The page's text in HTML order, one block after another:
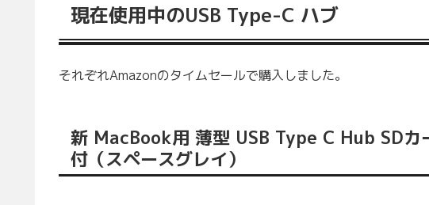
現在使用中のUSB Type-C ハブ
それぞれAmazonのタイムセールで購入しました。
新 MacBook用 薄型 USB Type C Hub SD
付（スペースグレイ）